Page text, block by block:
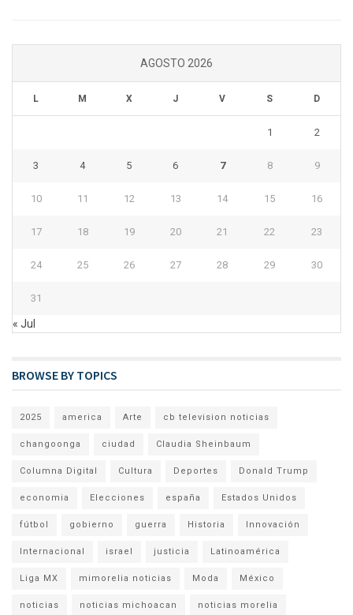
AGOSTO 2026
L M X J V S D
1 2
3 4 5 6 7 8 9
10 11 12 13 14 15 16
17 18 19 20 21 22 23
24 25 26 27 28 29 30
31
« Jul
BROWSE BY TOPICS
2025 america Arte cb television noticias
changoonga ciudad Claudia Sheinbaum
Columna Digital Cultura Deportes Donald Trump
economia Elecciones españa Estados Unidos
fútbol gobierno guerra Historia Innovación
Internacional israel justicia Latinoamérica
Liga MX mimorelia noticias Moda México
noticias noticias michoacan noticias morelia